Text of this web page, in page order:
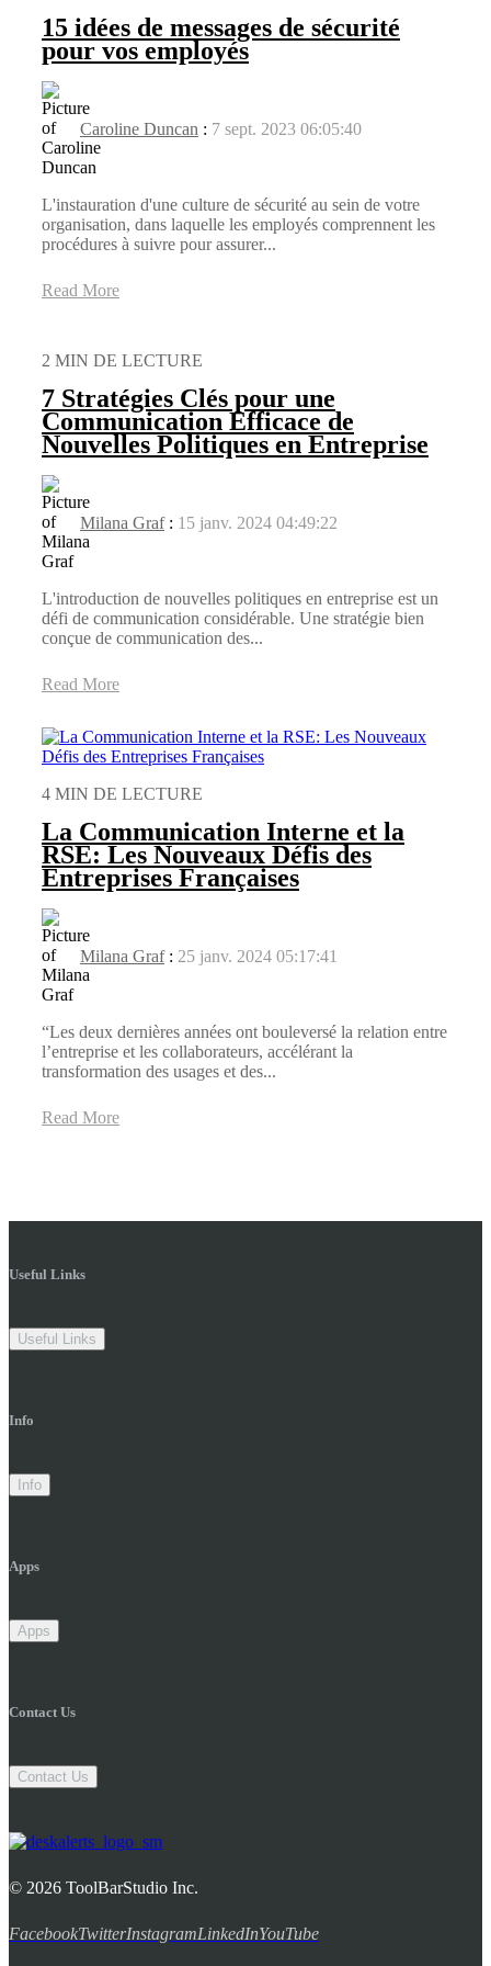
15 idées de messages de sécurité
pour vos employés
Caroline Duncan : 7 sept. 2023 06:05:40
L'instauration d'une culture de sécurité au sein de votre
organisation, dans laquelle les employés comprennent les
procédures à suivre pour assurer...
Read More
2 MIN DE LECTURE
7 Stratégies Clés pour une
Communication Efficace de
Nouvelles Politiques en Entreprise
Milana Graf: 15 janv. 2024 04:49:22
L'introduction de nouvelles politiques en entreprise est un
défi de communication considérable. Une stratégie bien
conçue de communication des...
Read More
4 MIN DE LECTURE
La Communication Interne et la
RSE: Les Nouveaux Défis des
Entreprises Françaises
Milana Graf: 25 janv. 2024 05:17:41
“Les deux dernières années ont bouleversé la relation entre
l’entreprise et les collaborateurs, accélérant la
transformation des usages et des...
Read More
Useful Links
Useful Links
Info
Info
Apps
Apps
Contact Us
Contact Us
© 2026 ToolBarStudio Inc.
FacebookTwitterInstagramLinkedInYouTube